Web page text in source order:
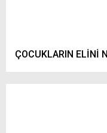
ÇOCUKLARIN ELİNİ